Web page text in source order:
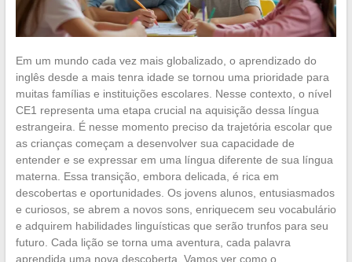
Em um mundo cada vez mais globalizado, o aprendizado do
inglês desde a mais tenra idade se tornou uma prioridade para
muitas famílias e instituições escolares. Nesse contexto, o nível
CE1 representa uma etapa crucial na aquisição dessa língua
estrangeira. É nesse momento preciso da trajetória escolar que
as crianças começam a desenvolver sua capacidade de
entender e se expressar em uma língua diferente de sua língua
materna. Essa transição, embora delicada, é rica em
descobertas e oportunidades. Os jovens alunos, entusiasmados
e curiosos, se abrem a novos sons, enriquecem seu vocabulário
e adquirem habilidades linguísticas que serão trunfos para seu
futuro. Cada lição se torna uma aventura, cada palavra
aprendida uma nova descoberta. Vamos ver como o